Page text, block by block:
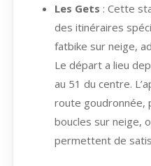
Les Gets : Cette
des itinéraires
fatbike sur neige,
Le départ a lieu
au 51 du centre.
route goudronnée,
boucles sur neige,
permettent de